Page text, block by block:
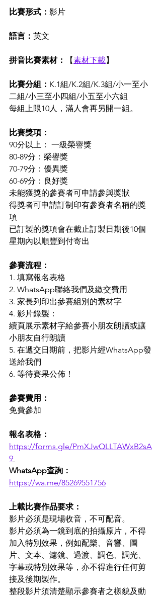
比賽形式： 影片
語言： 英文
拼音比賽素材： 【素材下載】
比賽分組： K.1組/K.2組/K.3組/小一至小
二組/小三至小四組/小五至小六組
每組上限10人，滿人會再另開一組。
比賽獎項：
90分以上： 一級榮譽獎
80-89分：榮譽獎
70-79分：優異獎
60-69分：良好獎
未能獲獎的參賽者可申請參與獎狀
得獎者可申請訂制印有參賽者名稱的獎
項
已訂製的獎項會在截止訂製日期後10個
星期內以順豐到付寄出
參賽流程：
1. 填寫報名表格
2. WhatsApp聯絡我們及繳交費用
3. 家長列印出參賽組別的素材字
4. 影片錄製：
續頁展示素材字給參賽小朋友朗讀或讓
小朋友自行朗讀
5. 在遞交日期前，把影片經WhatsApp發
送給我們
6. 等待賽果公佈！
參賽費用：
免費參加
報名表格：
https://forms.gle/PmXJwQLLTAWxB2sA
9
WhatsApp查詢：
https://wa.me/85269551756
上載比賽作品要求：
影片必須是現場收音，不可配音。
影片必須為一鏡到底的拍攝原片，不得
加入特別效果，例如配樂、音響、圖
片、文本、濾鏡、過渡、調色、調光、
字幕或特別效果等，亦不得進行任何剪
接及後期製作。
整段影片須清楚顯示參賽者之樣貌及動